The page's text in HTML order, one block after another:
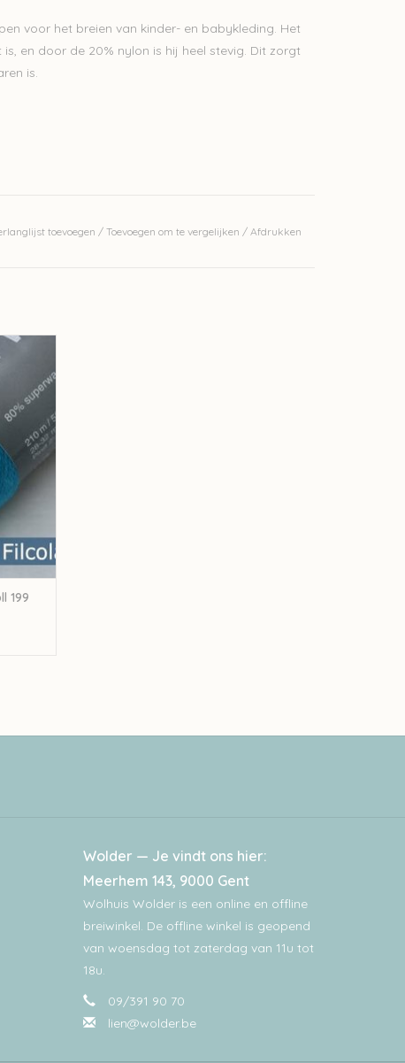
voor het breien van kinder- en babykleding. Het
en door de 20% nylon is hij heel stevig. Dit zorgt
is.
toevoegen / Toevoegen om te vergelijken / Afdrukken
199
199
Wolder — Je vindt ons hier:
Meerhem 143, 9000 Gent
Wolhuis Wolder is een online en offline
breiwinkel. De offline winkel is geopend
van woensdag tot zaterdag van 11u tot
18u.
09/391 90 70
lien@wolder.be